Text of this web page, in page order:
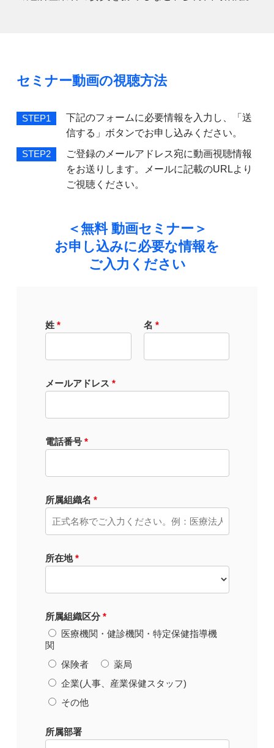
セミナー動画の視聴方法
STEP1
下記のフォームに必要情報を入力し、「送
信する」ボタンでお申し込みください。
STEP2
ご登録のメールアドレス宛に動画視聴情報
をお送りします。メールに記載のURLより
ご視聴ください。
＜無料 動画セミナー＞
お申し込みに必要な情報を
ご入力ください